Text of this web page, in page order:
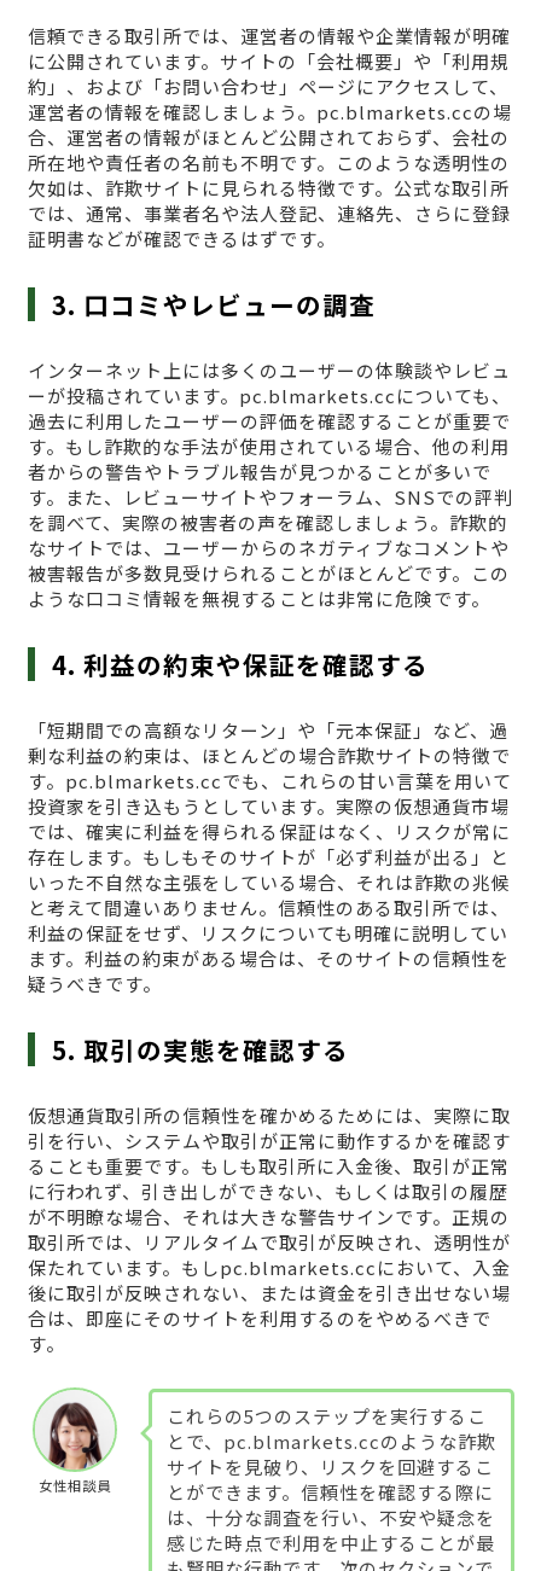
信頼できる取引所では、運営者の情報や企業情報が明確
に公開されています。サイトの「会社概要」や「利用規
約」、および「お問い合わせ」ページにアクセスして、
運営者の情報を確認しましょう。pc.blmarkets.ccの場
合、運営者の情報がほとんど公開されておらず、会社の
所在地や責任者の名前も不明です。このような透明性の
欠如は、詐欺サイトに見られる特徴です。公式な取引所
では、通常、事業者名や法人登記、連絡先、さらに登録
証明書などが確認できるはずです。
3. 口コミやレビューの調査
インターネット上には多くのユーザーの体験談やレビュ
ーが投稿されています。pc.blmarkets.ccについても、
過去に利用したユーザーの評価を確認することが重要で
す。もし詐欺的な手法が使用されている場合、他の利用
者からの警告やトラブル報告が見つかることが多いで
す。また、レビューサイトやフォーラム、SNSでの評判
を調べて、実際の被害者の声を確認しましょう。詐欺的
なサイトでは、ユーザーからのネガティブなコメントや
被害報告が多数見受けられることがほとんどです。この
ような口コミ情報を無視することは非常に危険です。
4. 利益の約束や保証を確認する
「短期間での高額なリターン」や「元本保証」など、過
剰な利益の約束は、ほとんどの場合詐欺サイトの特徴で
す。pc.blmarkets.ccでも、これらの甘い言葉を用いて
投資家を引き込もうとしています。実際の仮想通貨市場
では、確実に利益を得られる保証はなく、リスクが常に
存在します。もしもそのサイトが「必ず利益が出る」と
いった不自然な主張をしている場合、それは詐欺の兆候
と考えて間違いありません。信頼性のある取引所では、
利益の保証をせず、リスクについても明確に説明してい
ます。利益の約束がある場合は、そのサイトの信頼性を
疑うべきです。
5. 取引の実態を確認する
仮想通貨取引所の信頼性を確かめるためには、実際に取
引を行い、システムや取引が正常に動作するかを確認す
ることも重要です。もしも取引所に入金後、取引が正常
に行われず、引き出しができない、もしくは取引の履歴
が不明瞭な場合、それは大きな警告サインです。正規の
取引所では、リアルタイムで取引が反映され、透明性が
保たれています。もしpc.blmarkets.ccにおいて、入金
後に取引が反映されない、または資金を引き出せない場
合は、即座にそのサイトを利用するのをやめるべきで
す。
女性相談員
これらの5つのステップを実行するこ
とで、pc.blmarkets.ccのような詐欺
サイトを見破り、リスクを回避するこ
とができます。信頼性を確認する際に
は、十分な調査を行い、不安や疑念を
感じた時点で利用を中止することが最